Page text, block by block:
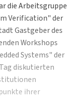
werden.
für
wie in der
übernimmt
Steuerungs- oder
eine Form der
zuständig, die
Landungen
die Arbeitsgruppe
Verification" der
Gastgeber des
Workshops
Systems" der
diskutierten
ihrer